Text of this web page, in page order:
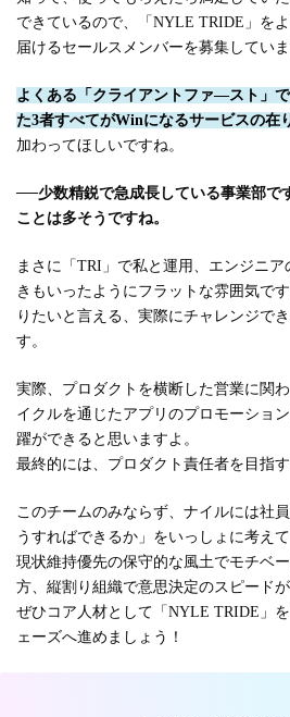
できているので、「NYLE TRIDE」を
届けるセールスメンバーを募集していま
よくある「クライアントファ―スト」
た3者すべてがWinになるサービスの在
加わってほしいですね。
──少数精鋭で急成長している事業部で
ことは多そうですね。
まさに「TRI」で私と運用、エンジニア
きもいったようにフラットな雰囲気で
りたいと言える、実際にチャレンジで
す。
実際、プロダクトを横断した営業に関
イクルを通じたアプリのプロモーショ
躍ができると思いますよ。
最終的には、プロダクト責任者を目指す
このチームのみならず、ナイルには社
うすればできるか」をいっしょに考え
現状維持優先の保守的な風土でモチベ
方、縦割り組織で意思決定のスピード
ぜひコア人材として「NYLE TRIDE」
ェーズへ進めましょう！